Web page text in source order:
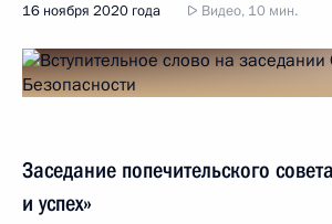
16 ноября 2020 года Видео, 10 мин.
Заседание попечительского
и успех»